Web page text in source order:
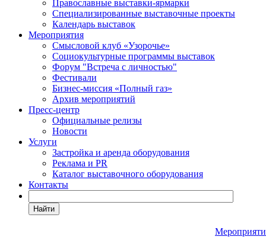
Православные выставки-ярмарки
Специализированные выставочные проекты
Календарь выставок
Мероприятия
Смысловой клуб «Узорочье»
Социокультурные программы выставок
Форум "Встреча с личностью"
Фестивали
Бизнес-миссия «Полный газ»
Архив мероприятий
Пресс-центр
Официальные релизы
Новости
Услуги
Застройка и аренда оборудования
Реклама и PR
Каталог выставочного оборудования
Контакты
Найти